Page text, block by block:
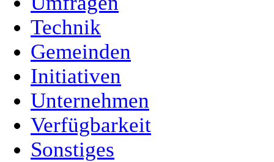
Technik
Gemeinden
Initiativen
Unternehmen
Verfügbarkeit
Sonstiges